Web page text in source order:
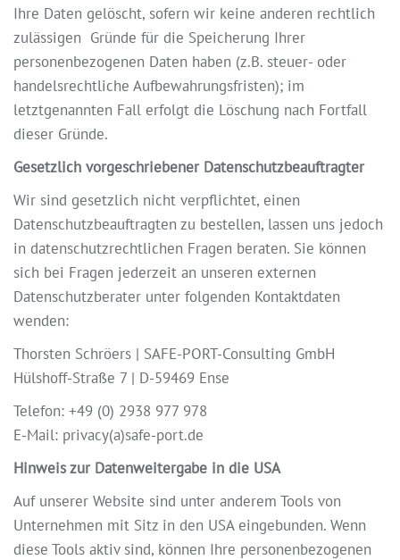
Ihre Daten gelöscht, sofern wir keine anderen rechtlich
zulässigen Gründe für die Speicherung Ihrer
personenbezogenen Daten haben (z.B. steuer- oder
handelsrechtliche Aufbewahrungsfristen); im
letztgenannten Fall erfolgt die Löschung nach Fortfall
dieser Gründe.
Gesetzlich vorgeschriebener Datenschutzbeauftragter
Wir sind gesetzlich nicht verpflichtet, einen
Datenschutzbeauftragten zu bestellen, lassen uns jedoch
in datenschutzrechtlichen Fragen beraten. Sie können
sich bei Fragen jederzeit an unseren externen
Datenschutzberater unter folgenden Kontaktdaten
wenden:
Thorsten Schröers | SAFE-PORT-Consulting GmbH
Hülshoff-Straße 7 | D-59469 Ense
Telefon: +49 (0) 2938 977 978
E-Mail: privacy(a)safe-port.de
Hinweis zur Datenweitergabe in die USA
Auf unserer Website sind unter anderem Tools von
Unternehmen mit Sitz in den USA eingebunden. Wenn
diese Tools aktiv sind, können Ihre personenbezogenen